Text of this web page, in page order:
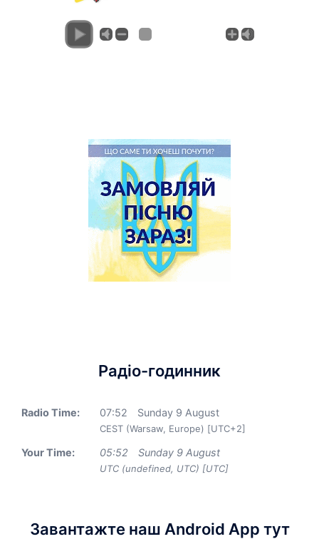
Радіо-годинник
Radio Time: 07:52 Sunday 9 August
CEST (Warsaw, Europe) [UTC+2]
Your Time: 05:52 Sunday 9 August
UTC (undefined, UTC) [UTC]
Завантажте наш Android App тут